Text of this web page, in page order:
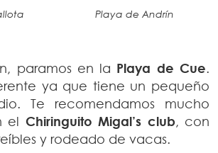
Playa de Andrín
paramos en la Playa de Cue.
ya que tiene un pequeño
Te recomendamos mucho
el Chiringuito Migal’s club, con
y rodeado de vacas.